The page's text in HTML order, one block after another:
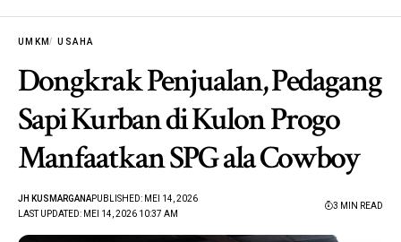
UMKM USAHA
Dongkrak Penjualan, Pedagang
Sapi Kurban di Kulon Progo
Manfaatkan SPG ala Cowboy
LAST UPDATED: MEI 14, 2026 10:37 AM
JH KUSMARGANAPUBLISHED: MEI 14, 2026
3 MIN READ